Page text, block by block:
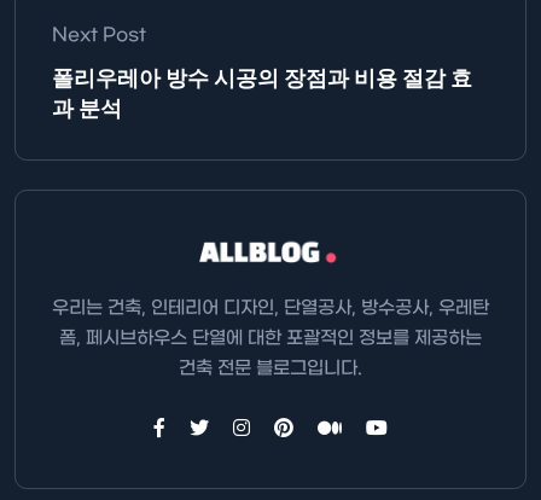
Next Post
폴리우레아 방수 시공의 장점과 비용 절감 효
과 분석
우리는 건축, 인테리어 디자인, 단열공사, 방수공사, 우레탄
폼, 페시브하우스 단열에 대한 포괄적인 정보를 제공하는
건축 전문 블로그입니다.